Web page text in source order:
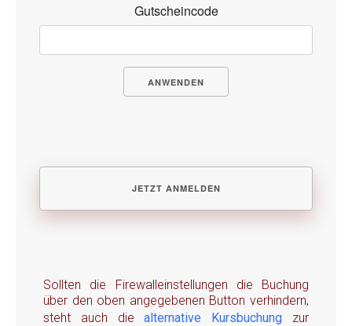
Gutscheincode
ANWENDEN
Sollten die Firewalleinstellungen die Buchung
über den oben angegebenen Button verhindern,
steht auch diealternative Kursbuchung zur